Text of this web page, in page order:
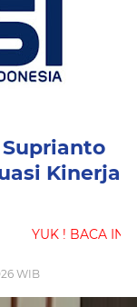
Kinerja
DARI
WIB